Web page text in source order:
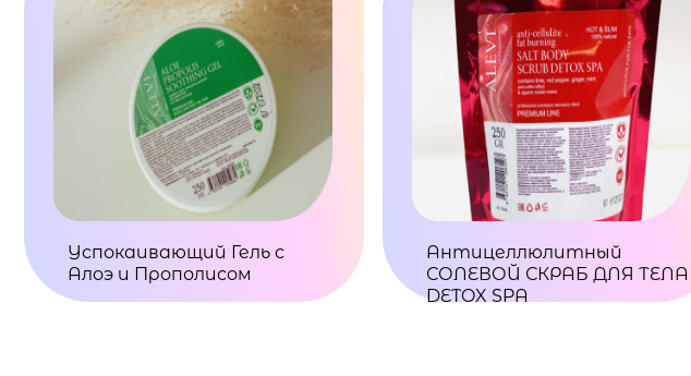
Успокаивающий Гель с
Алоэ и Прополисом
Антицеллюлитный
СОЛЕВОЙ СКРАБ ДЛЯ ТЕЛА
DETOX SPA